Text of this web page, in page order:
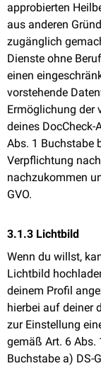
approbierten
aus anderen
zugänglich
Dienste ohne
einen
vorstehende
Ermöglichung der
deines
Abs. 1 Buchstabe
Verpflichtung
nachzukommen
GVO.
3.1.3 Lichtbild
Wenn du willst,
Lichtbild
deinem Profil
hierbei auf deiner
zur Einstellung
gemäß Art. 6 Abs.
Buchstabe a) DS-